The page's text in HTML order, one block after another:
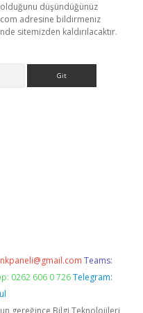
olduğunu düşündüğünüz
adresine bildirmeniz
sitemizden kaldırılacaktır.
Teams:
0262 606 0 726 Telegram:
gereğince Bilgi Teknolojileri